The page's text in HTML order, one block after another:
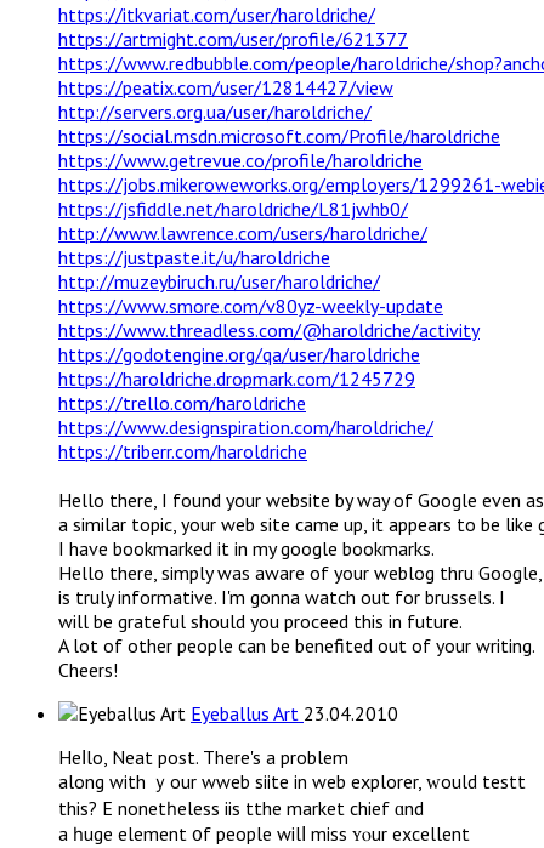
https://itkvariat.com/user/haroldriche/
https://artmight.com/user/profile/621377
https://www.redbubble.com/people/haroldriche/
https://peatix.com/user/12814427/view
http://servers.org.ua/user/haroldriche/
https://social.msdn.microsoft.com/Profile/haroldriche
https://www.getrevue.co/profile/haroldriche
https://jobs.mikeroweworks.org/employers/1299261-
https://jsfiddle.net/haroldriche/L81jwhb0/
http://www.lawrence.com/users/haroldriche/
https://justpaste.it/u/haroldriche
http://muzeybiruch.ru/user/haroldriche/
https://www.smore.com/v80yz-weekly-update
https://www.threadless.com/@haroldriche/activity
https://godotengine.org/qa/user/haroldriche
https://haroldriche.dropmark.com/1245729
https://trello.com/haroldriche
https://www.designspiration.com/haroldriche/
https://triberr.com/haroldriche
Hello there, I found your website by way of Google even
a similar topic, your web site came up, it appears to be like
I have bookmarked it in my google bookmarks.
Hello there, simply was aware of your weblog thru
is truly informative. I'm gonna watch out for brussels. I
will be grateful should you proceed this in future.
A lot of other people can be benefited out of your writing.
Cheers!
Eyeballus Art 23.04.2010
Heⅼlo, Neat post. Тhеre's a problеm
along with ｙour wweb siite in web explorer, ᴡould testt
thіs? ӀE nonetһeless iis tthe market chief ɑnd
a һuge element ᧐f people wilⅼ miѕs ʏⲟur excellent